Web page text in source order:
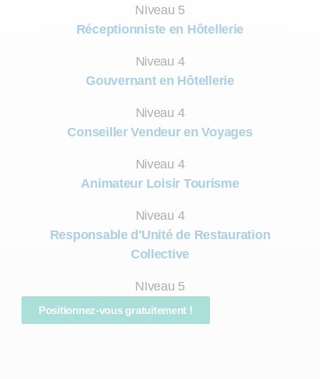
NIveau 5
Réceptionniste en Hôtellerie
Niveau 4
Gouvernant en Hôtellerie
Niveau 4
Conseiller Vendeur en Voyages
Niveau 4
Animateur Loisir Tourisme
Niveau 4
Responsable d'Unité de Restauration
Collective
NIveau 5
Positionnez-vous gratuitement !